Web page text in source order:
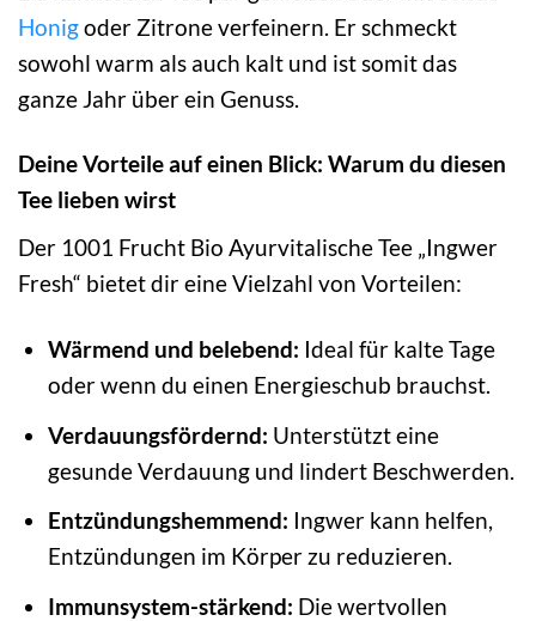
Honigoder Zitrone verfeinern. Er schmeckt
sowohl warm als auch kalt und ist somit das
ganze Jahr über ein Genuss.
Deine Vorteile auf einen Blick: Warum du diesen
Tee lieben wirst
Der 1001 Frucht Bio Ayurvitalische Tee „Ingwer
Fresh“ bietet dir eine Vielzahl von Vorteilen:
Wärmend und belebend: Ideal für kalte Tage
oder wenn du einen Energieschub brauchst.
Verdauungsfördernd: Unterstützt eine
gesunde Verdauung und lindert Beschwerden.
Entzündungshemmend: Ingwer kann helfen,
Entzündungen im Körper zu reduzieren.
Immunsystem-stärkend: Die wertvollen